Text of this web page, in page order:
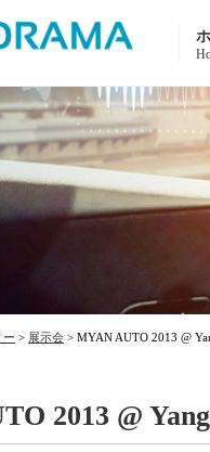
ー > 展示会 >MYAN AUTO 2013 @
2013 @